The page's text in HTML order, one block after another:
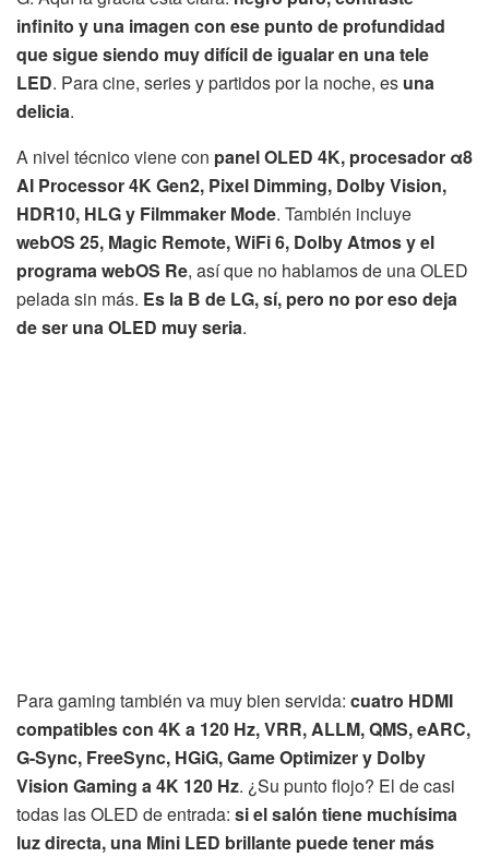
infinito y una imagen con ese punto de profundidad
que sigue siendo muy difícil de igualar en una tele
LED. Para cine, series y partidos por la noche, es una
delicia.
A nivel técnico viene con panel OLED 4K, procesador α8
AI Processor 4K Gen2, Pixel Dimming, Dolby Vision,
HDR10, HLG y Filmmaker Mode. También incluye
webOS 25, Magic Remote, WiFi 6, Dolby Atmos y el
programa webOS Re, así que no hablamos de una OLED
pelada sin más. Es la B de LG, sí, pero no por eso deja
de ser una OLED muy seria.
Para gaming también va muy bien servida: cuatro HDMI
compatibles con 4K a 120 Hz, VRR, ALLM, QMS, eARC,
G-Sync, FreeSync, HGiG, Game Optimizer y Dolby
Vision Gaming a 4K 120 Hz. ¿Su punto flojo? El de casi
todas las OLED de entrada: si el salón tiene muchísima
luz directa, una Mini LED brillante puede tener más